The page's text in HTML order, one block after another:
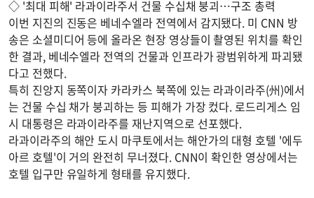
◇ '최대 피해' 라과이라주서 건물 수십채 붕괴…구조 총력
이번 지진의 진동은 베네수엘라 전역에서 감지됐다. 미 CNN 방
송은 소셜미디어 등에 올라온 현장 영상들이 촬영된 위치를 확인
한 결과, 베네수엘라 전역의 건물과 인프라가 광범위하게 파괴됐
다고 전했다.
특히 진앙지 동쪽이자 카라카스 북쪽에 있는 라과이라주(州)에서
는 건물 수십 채가 붕괴하는 등 피해가 가장 컸다. 로드리게스 임
시 대통령은 라과이라주를 재난지역으로 선포했다.
라과이라주의 해안 도시 마쿠토에서는 해안가의 대형 호텔 '에두
아르 호텔'이 거의 완전히 무너졌다. CNN이 확인한 영상에서는
호텔 입구만 유일하게 형태를 유지했다.